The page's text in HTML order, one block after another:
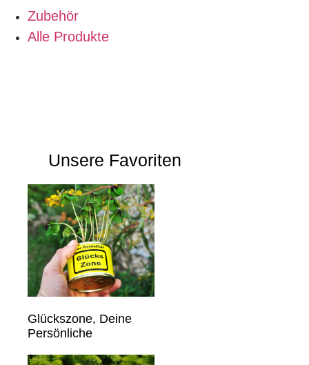
Zubehör
Alle Produkte
Unsere Favoriten
Glückszone, Deine
Persönliche